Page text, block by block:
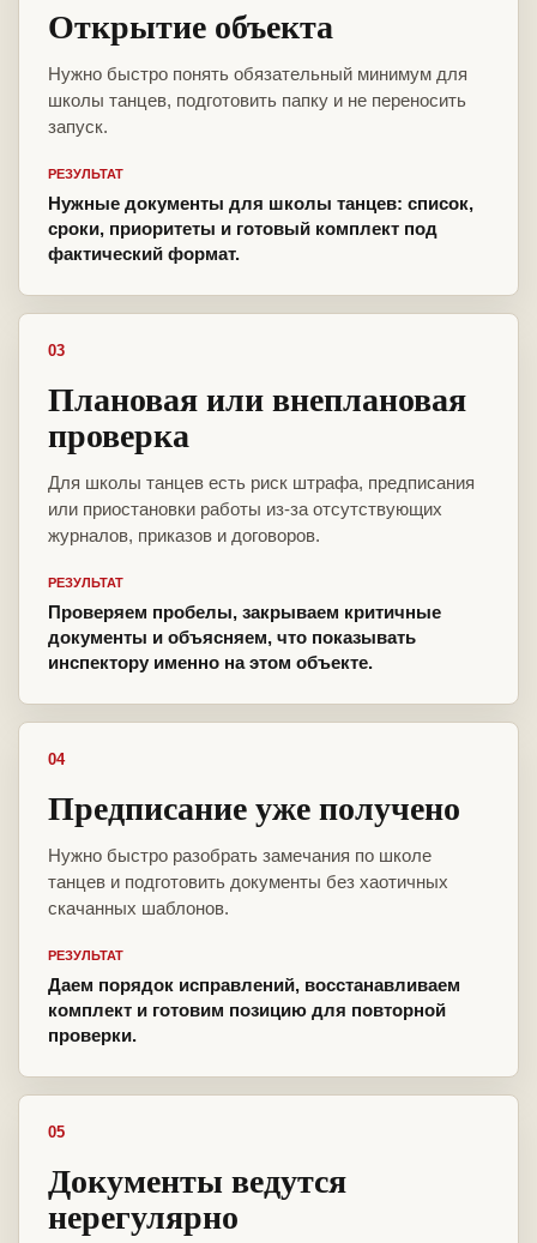
Открытие объекта
Нужно быстро понять обязательный минимум для
школы танцев, подготовить папку и не переносить
запуск.
РЕЗУЛЬТАТ
Нужные документы для школы танцев: список,
сроки, приоритеты и готовый комплект под
фактический формат.
03
Плановая или внеплановая
проверка
Для школы танцев есть риск штрафа, предписания
или приостановки работы из-за отсутствующих
журналов, приказов и договоров.
РЕЗУЛЬТАТ
Проверяем пробелы, закрываем критичные
документы и объясняем, что показывать
инспектору именно на этом объекте.
04
Предписание уже получено
Нужно быстро разобрать замечания по школе
танцев и подготовить документы без хаотичных
скачанных шаблонов.
РЕЗУЛЬТАТ
Даем порядок исправлений, восстанавливаем
комплект и готовим позицию для повторной
проверки.
05
Документы ведутся
нерегулярно